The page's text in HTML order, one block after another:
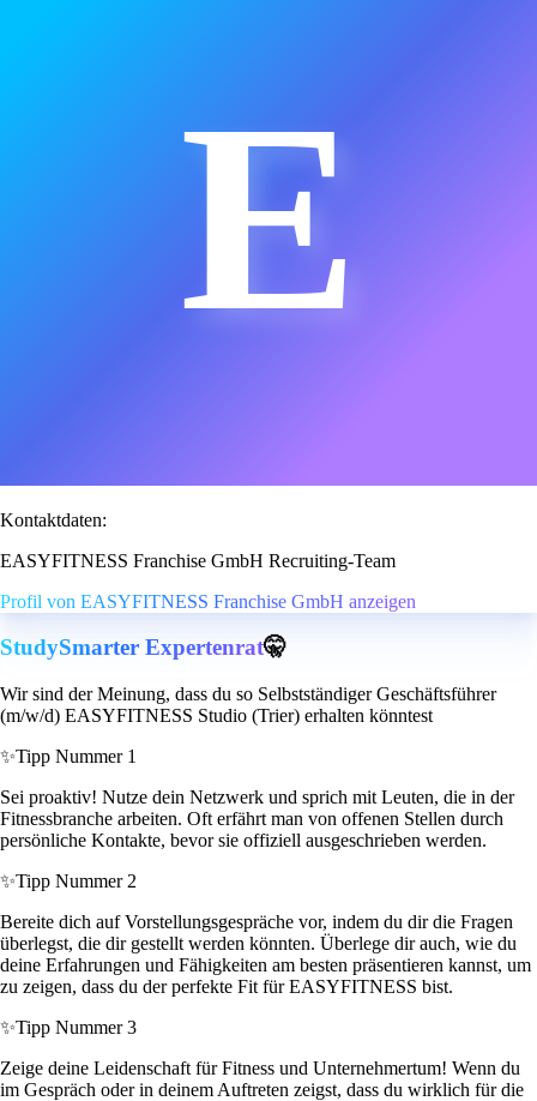
E
Kontaktdaten:
EASYFITNESS Franchise GmbH Recruiting-Team
Profil von EASYFITNESS Franchise GmbH anzeigen
StudySmarter Expertenrat🤫
Wir sind der Meinung, dass du so Selbstständiger Geschäftsführer
(m/w/d) EASYFITNESS Studio (Trier) erhalten könntest
✨Tipp Nummer 1
Sei proaktiv! Nutze dein Netzwerk und sprich mit Leuten, die in der
Fitnessbranche arbeiten. Oft erfährt man von offenen Stellen durch
persönliche Kontakte, bevor sie offiziell ausgeschrieben werden.
✨Tipp Nummer 2
Bereite dich auf Vorstellungsgespräche vor, indem du dir die Fragen
überlegst, die dir gestellt werden könnten. Überlege dir auch, wie du
deine Erfahrungen und Fähigkeiten am besten präsentieren kannst, um
zu zeigen, dass du der perfekte Fit für EASYFITNESS bist.
✨Tipp Nummer 3
Zeige deine Leidenschaft für Fitness und Unternehmertum! Wenn du
im Gespräch oder in deinem Auftreten zeigst, dass du wirklich für die